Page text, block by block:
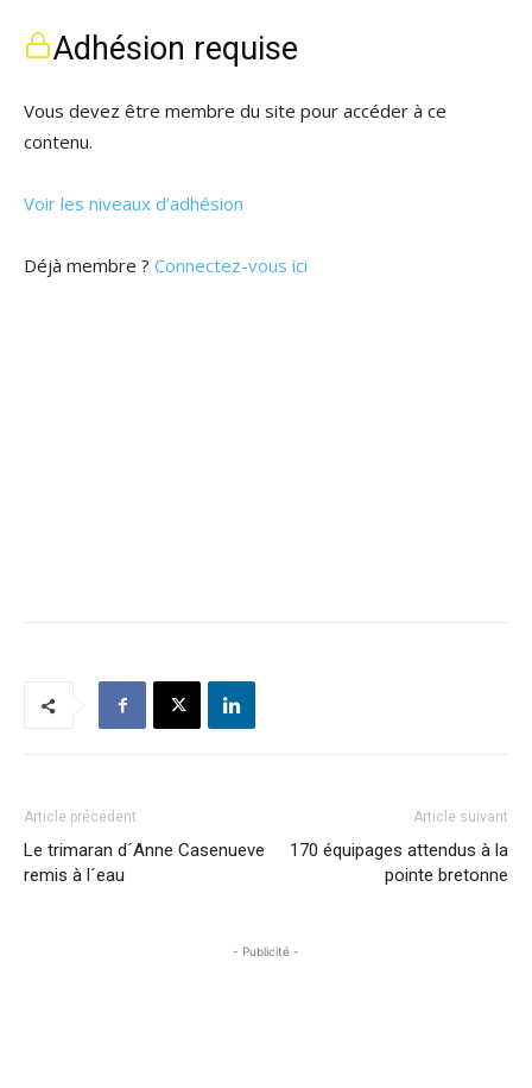
Adhésion requise
Vous devez être membre du site pour accéder à ce
contenu.
Voir les niveaux d’adhésion
Déjà membre ? Connectez-vous ici
Article précédent
Le trimaran d´Anne Casenueve
remis à l´eau
Article suivant
170 équipages attendus à la
pointe bretonne
- Publicité -